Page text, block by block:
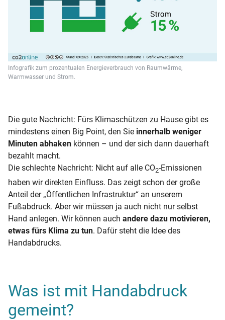
Infografik zum prozentualen Energieverbrauch von Raumwärme,
Warmwasser und Strom.
Die gute Nachricht: Fürs Klimaschützen zu Hause gibt es
mindestens einen Big Point, den Sie innerhalb weniger
Minuten abhaken können – und der sich dann dauerhaft
bezahlt macht.
Die schlechte Nachricht: Nicht auf alle CO2-Emissionen
haben wir direkten Einfluss. Das zeigt schon der große
Anteil der „Öffentlichen Infrastruktur“ an unserem
Fußabdruck. Aber wir müssen ja auch nicht nur selbst
Hand anlegen. Wir können auch andere dazu motivieren,
etwas fürs Klima zu tun. Dafür steht die Idee des
Handabdrucks.
Was ist mit Handabdruck
gemeint?